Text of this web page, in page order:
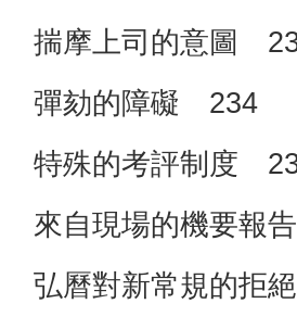
揣摩上司的意圖
彈劾的障礙 234
特殊的考評制度
來自現場的機要報
弘曆對新常規的拒